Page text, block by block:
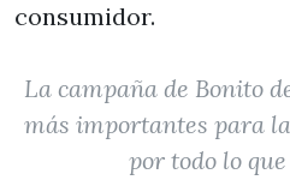
consumidor.
La campaña de Bonito
más importantes para
por todo lo